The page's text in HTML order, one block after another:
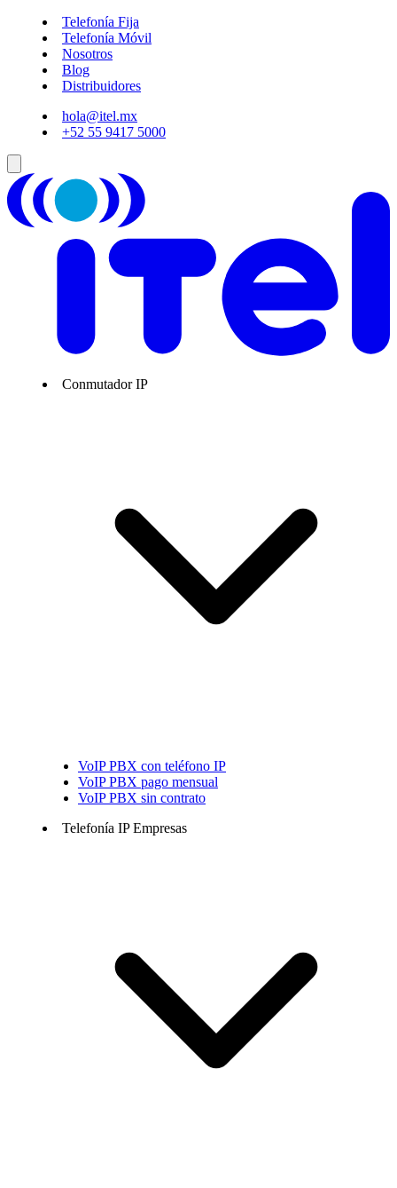
Telefonía Fija
Telefonía Móvil
Nosotros
Blog
Distribuidores
hola@itel.mx
+52 55 9417 5000
Conmutador IP
VoIP PBX con teléfono IP
VoIP PBX pago mensual
VoIP PBX sin contrato
Telefonía IP Empresas